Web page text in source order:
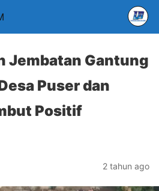
Jembatan Gantung
Puser dan
Positif
2 tahun ago